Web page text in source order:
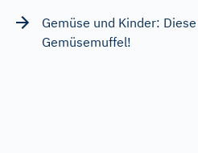
Gemüse und Kinder:
Gemüsemuffel!